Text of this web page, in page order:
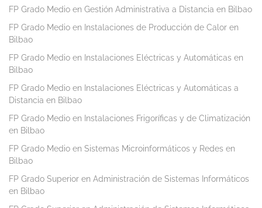
FP Grado Medio en Gestión Administrativa a Distancia en Bilbao
FP Grado Medio en Instalaciones de Producción de Calor en
Bilbao
FP Grado Medio en Instalaciones Eléctricas y Automáticas en
Bilbao
FP Grado Medio en Instalaciones Eléctricas y Automáticas a
Distancia en Bilbao
FP Grado Medio en Instalaciones Frigoríficas y de Climatización
en Bilbao
FP Grado Medio en Sistemas Microinformáticos y Redes en
Bilbao
FP Grado Superior en Administración de Sistemas Informáticos
en Bilbao